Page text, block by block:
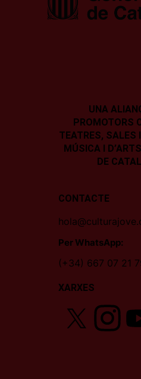
UNA
PROMOTORS
TEATRES, SALES I
MÚSICA I
DE
CONTACTE
Per WhatsApp:
(+34) 667 07 21
XARXES